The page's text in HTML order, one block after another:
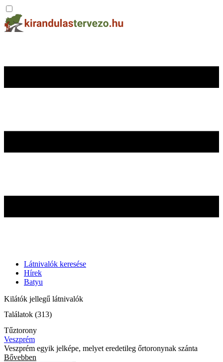
Látnivalók keresése
Hírek
Batyu
Kilátók jellegű látnivalók
Találatok (313)
Tűztorony
Veszprém
Veszprém egyik jelképe, melyet eredetileg őrtoronynak szánta
Bővebben